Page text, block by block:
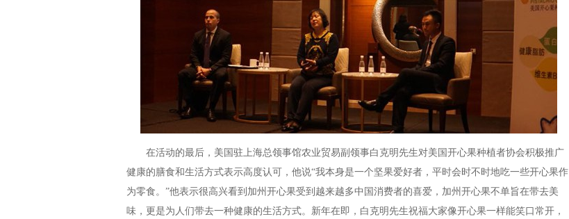
在活动的最后，美国驻上海总领事馆农业贸易副领事白克明先生对美国开心果种植者协会积极推广
健康的膳食和生活方式表示高度认可，他说“我本身是一个坚果爱好者，平时会时不时地吃一些开心果作
为零食。”他表示很高兴看到加州开心果受到越来越多中国消费者的喜爱，加州开心果不单旨在带去美
味，更是为人们带去一种健康的生活方式。新年在即，白克明先生祝福大家像开心果一样能笑口常开，